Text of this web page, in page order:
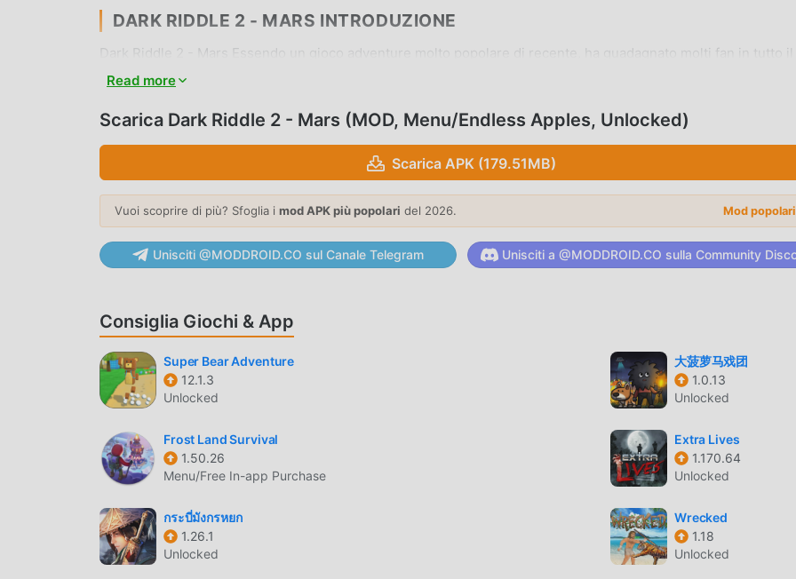
DARK RIDDLE 2 - MARS INTRODUZIONE
Dark Riddle 2 - Mars Essendo un gioco adventure molto popolare di recente, ha guadagnato molti fan in tutto il
mondo che amano i giochi adventure. Se vuoi scaricare questo gioco, come il più grande sito di download di
Dark Riddle 2 - Mars 3.3.8gratuitamente, ma fornisce anche Menu/Endless Apples, Unlockedmod gratuitamente,
gioco stesso. moddroid promette che qualsiasi mod di Dark Riddle 2 - Mars non addebiterà alcuna
giocatori ed è sicura al 100%, disponibile e gratuita da installare. Basta scaricare il client moddroid, puoi
installare Dark Riddle 2 - Mars 3.3.8 con un clic. Cosa aspetti, scarica moddroid e gioca!
GAMEPLAY UNICO
solo seguire il tutorial per principianti, così puoi facilmente avviare l'intero gioco e goderti la gioia offerta dai
classici giochi adventure Dark Riddle 2 - Mars 3.3.8. Allo stesso tempo, moddroid ha creato appositamente una
piattaforma per gli amanti dei giochi adventure, consentendoti di comunicare e condividere con tutti gli amanti
giochi adventure in tutto il mondo, cosa stai aspettando, unisciti a moddroid e goditi il adventure gioco con tutti i
partner globali felici
BELLISSIMO SCHERMO
Come i giochi tradizionali adventure, Dark Riddle 2 - Mars ha uno stile artistico unico e la grafica, le mappe e i
giochi adventure, Dark Riddle 2 - Mars 3.3.8 ha adottato un motore virtuale aggiornato e apportato
audaci. Con una tecnologia più avanzata, l'esperienza sullo schermo del gioco è stata notevolmente migliorata.
mantenendo lo stile originale di adventure, il massimo Migliora l'esperienza sensoriale dell'utente e ci sono
Read more
Scarica Dark Riddle 2 - Mars (MOD, Menu/Endless Apples, Unlocked)
Scarica APK (179.51MB)
Vuoi scoprire di più? Sfoglia i mod APK più popolari del 2026. Mod
Unisciti @MODDROID.CO sul Canale Telegram Unisciti a @MODDROID.CO sulla Community
Consiglia Giochi & App
Super Bear Adventure
12.1.3
Unlocked
大菠萝马戏团
1.0.13
Unlocked
Frost Land Survival
1.50.26
Menu/Free In-app Purchase
Extra Lives
1.170.64
Unlocked
กระบี่มังกรหยก
1.26.1
Unlocked
Wrecked
1.18
Unlocked